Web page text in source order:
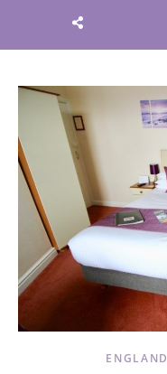
ENGLAND